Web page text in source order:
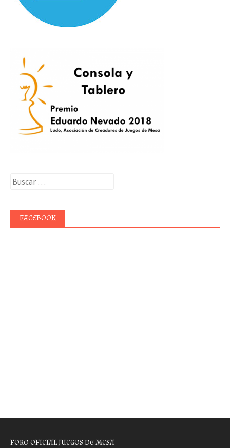
Buscar:
FACEBOOK
FORO OFICIAL JUEGOS DE MESA